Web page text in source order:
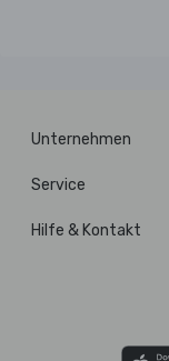
Unternehmen
Service
Hilfe & Kontakt